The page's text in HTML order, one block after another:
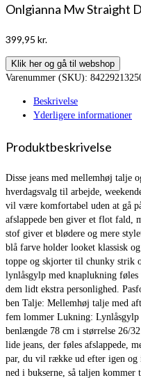
Onlgianna Mw Straight
399,95 kr.
Klik her og gå til webshop
Varenummer (SKU):
Beskrivelse
Yderligere informationer
Produktbeskrivelse
Disse jeans med mellemhøj talje
hverdagsvalg til arbejde,
vil være komfortabel uden at gå
afslappede ben giver et flot fald,
stof giver et blødere og mere
blå farve holder looket klassisk
toppe og skjorter til chunky strik
lynlåsgylp med knaplukning
dem lidt ekstra personlighed.
ben Talje: Mellemhøj talje med
fem lommer Lukning:
benlængde 78 cm i størrelse 26/
lide jeans, der føles afslappede,
par, du vil række ud efter igen og
ned i bukserne, så taljen